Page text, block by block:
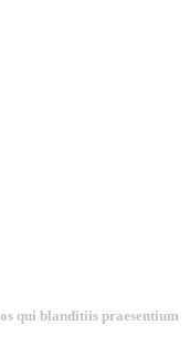
qui blanditiis praesentium